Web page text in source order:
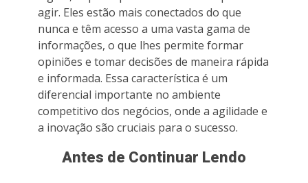
agir. Eles estão mais conectados do que
nunca e têm acesso a uma vasta gama de
informações, o que lhes permite formar
opiniões e tomar decisões de maneira rápida
e informada. Essa característica é um
diferencial importante no ambiente
competitivo dos negócios, onde a agilidade e
a inovação são cruciais para o sucesso.
Antes de Continuar Lendo